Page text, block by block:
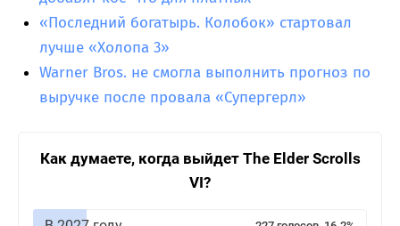
«Последний богатырь. Колобок» стартовал
лучше «Холопа 3»
Warner Bros. не смогла выполнить прогноз по
выручке после провала «Супергерл»
Как думаете, когда выйдет The Elder Scrolls
VI?